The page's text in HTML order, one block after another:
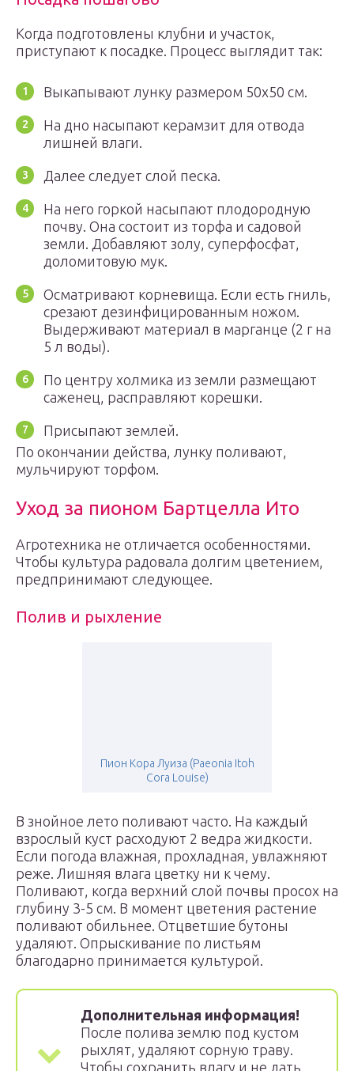
Когда подготовлены клубни и участок,
приступают к посадке. Процесс выглядит так:
Выкапывают лунку размером 50х50 см.
На дно насыпают керамзит для отвода
лишней влаги.
Далее следует слой песка.
На него горкой насыпают плодородную
почву. Она состоит из торфа и садовой
земли. Добавляют золу, суперфосфат,
доломитовую мук.
Осматривают корневища. Если есть гниль,
срезают дезинфицированным ножом.
Выдерживают материал в марганце (2 г на
5 л воды).
По центру холмика из земли размещают
саженец, расправляют корешки.
Присыпают землей.
По окончании действа, лунку поливают,
мульчируют торфом.
Уход за пионом Бартцелла Ито
Агротехника не отличается особенностями.
Чтобы культура радовала долгим цветением,
предпринимают следующее.
Полив и рыхление
Пион Кора Луиза (Paeonia Itoh
Cora Louise)
В знойное лето поливают часто. На каждый
взрослый куст расходуют 2 ведра жидкости.
Если погода влажная, прохладная, увлажняют
реже. Лишняя влага цветку ни к чему.
Поливают, когда верхний слой почвы просох на
глубину 3-5 см. В момент цветения растение
поливают обильнее. Отцветшие бутоны
удаляют. Опрыскивание по листьям
благодарно принимается культурой.
Дополнительная информация!
После полива землю под кустом
рыхлят, удаляют сорную траву.
Чтобы сохранить влагу и не дать